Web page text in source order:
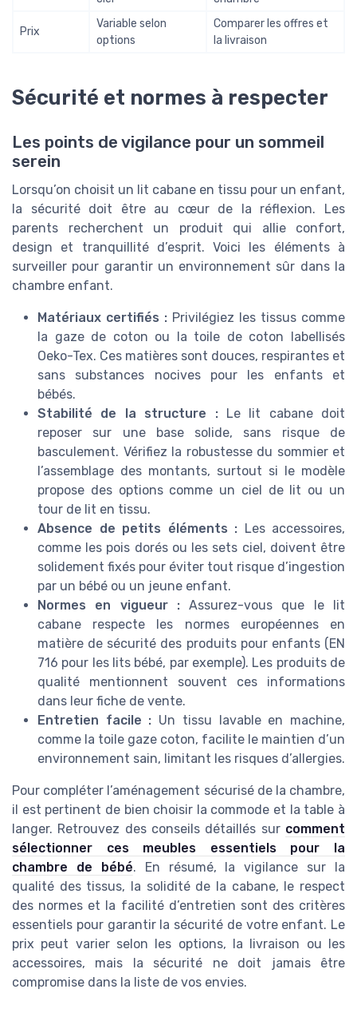
Prix
Variable selon
options
Comparer les offres et
la livraison
Sécurité et normes à respecter
Les points de vigilance pour un sommeil
serein
Lorsqu’on choisit un lit cabane en tissu pour un enfant,
la sécurité doit être au cœur de la réflexion. Les
parents recherchent un produit qui allie confort,
design et tranquillité d’esprit. Voici les éléments à
surveiller pour garantir un environnement sûr dans la
chambre enfant.
Matériaux certifiés : Privilégiez les tissus comme
la gaze de coton ou la toile de coton labellisés
Oeko-Tex. Ces matières sont douces, respirantes et
sans substances nocives pour les enfants et
bébés.
Stabilité de la structure :Le lit cabane doit
reposer sur une base solide, sans risque de
basculement. Vérifiez la robustesse du sommier et
l’assemblage des montants, surtout si le modèle
propose des options comme un ciel de lit ou un
tour de lit en tissu.
Absence de petits éléments : Les accessoires,
comme les pois dorés ou les sets ciel, doivent être
solidement fixés pour éviter tout risque d’ingestion
par un bébé ou un jeune enfant.
Normes en vigueur :Assurez-vous que le lit
cabane respecte les normes européennes en
matière de sécurité des produits pour enfants (EN
716 pour les lits bébé, par exemple). Les produits de
qualité mentionnent souvent ces informations
dans leur fiche de vente.
Entretien facile : Un tissu lavable en machine,
comme la toile gaze coton, facilite le maintien d’un
environnement sain, limitant les risques d’allergies.
Pour compléter l’aménagement sécurisé de la chambre,
il est pertinent de bien choisir la commode et la table à
langer. Retrouvez des conseils détaillés sur comment
sélectionner ces meubles essentiels pour la
chambre de bébé. En résumé, la vigilance sur la
qualité des tissus, la solidité de la cabane, le respect
des normes et la facilité d’entretien sont des critères
essentiels pour garantir la sécurité de votre enfant. Le
prix peut varier selon les options, la livraison ou les
accessoires, mais la sécurité ne doit jamais être
compromise dans la liste de vos envies.